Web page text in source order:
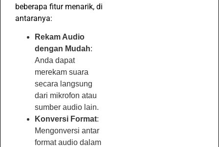
beberapa fitur menarik, di
antaranya:
Rekam Audio
dengan Mudah:
Anda dapat
merekam suara
secara langsung
dari mikrofon atau
sumber audio lain.
Konversi Format:
Mengonversi antar
format audio dalam